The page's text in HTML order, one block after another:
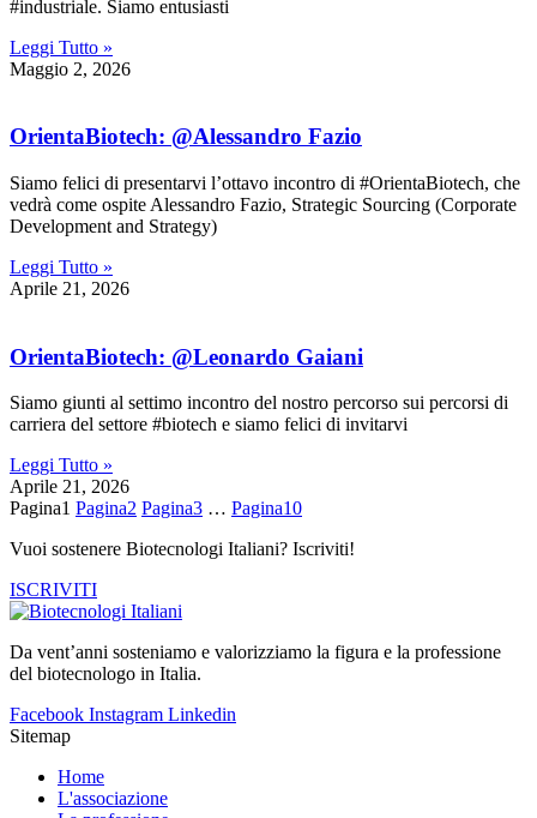
#industriale. Siamo entusiasti
Leggi Tutto »
Maggio 2, 2026
OrientaBiotech: @Alessandro Fazio
Siamo felici di presentarvi l’ottavo incontro di #OrientaBiotech, che
vedrà come ospite Alessandro Fazio, Strategic Sourcing (Corporate
Development and Strategy)
Leggi Tutto »
Aprile 21, 2026
OrientaBiotech: @Leonardo Gaiani
Siamo giunti al settimo incontro del nostro percorso sui percorsi di
carriera del settore #biotech e siamo felici di invitarvi
Leggi Tutto »
Aprile 21, 2026
Pagina1 Pagina2 Pagina3 … Pagina10
Vuoi sostenere Biotecnologi Italiani? Iscriviti!
ISCRIVITI
Da vent’anni sosteniamo e valorizziamo la figura e la professione
del biotecnologo in Italia.
Facebook Instagram Linkedin
Sitemap
Home
L'associazione